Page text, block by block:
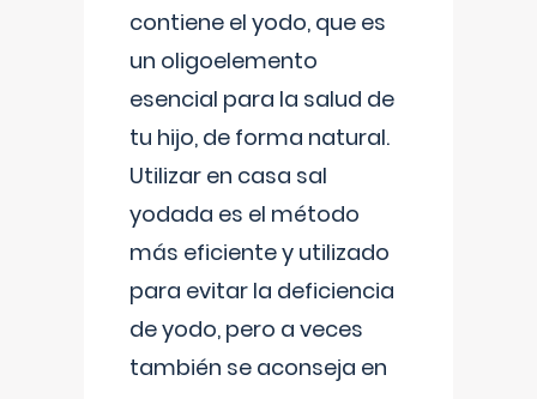
contiene el yodo, que es
un oligoelemento
esencial para la salud de
tu hijo, de forma natural.
Utilizar en casa sal
yodada es el método
más eficiente y utilizado
para evitar la deficiencia
de yodo, pero a veces
también se aconseja en